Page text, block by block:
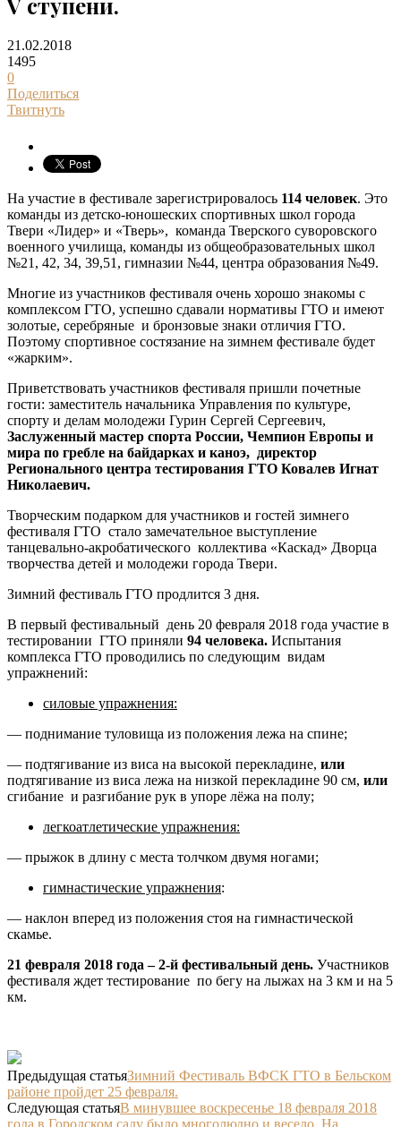
V ступени.
21.02.2018
1495
0
Поделиться
Твитнуть
На участие в фестивале зарегистрировалось 114 человек. Это
команды из детско-юношеских спортивных школ города
Твери «Лидер» и «Тверь», команда Тверского суворовского
военного училища, команды из общеобразовательных школ
№21, 42, 34, 39,51, гимназии №44, центра образования №49.
Многие из участников фестиваля очень хорошо знакомы с
комплексом ГТО, успешно сдавали нормативы ГТО и имеют
золотые, серебряные и бронзовые знаки отличия ГТО.
Поэтому спортивное состязание на зимнем фестивале будет
«жарким».
Приветствовать участников фестиваля пришли почетные
гости: заместитель начальника Управления по культуре,
спорту и делам молодежи Гурин Сергей Сергеевич,
Заслуженный мастер спорта России, Чемпион Европы и
мира по гребле на байдарках и каноэ, директор
Регионального центра тестирования ГТО Ковалев Игнат
Николаевич.
Творческим подарком для участников и гостей зимнего
фестиваля ГТО стало замечательное выступление
танцевально-акробатического коллектива «Каскад» Дворца
творчества детей и молодежи города Твери.
Зимний фестиваль ГТО продлится 3 дня.
В первый фестивальный день 20 февраля 2018 года участие в
тестировании ГТО приняли 94 человека. Испытания
комплекса ГТО проводились по следующим видам
упражнений:
силовые упражнения:
— поднимание туловища из положения лежа на спине;
— подтягивание из виса на высокой перекладине, или
подтягивание из виса лежа на низкой перекладине 90 см, или
сгибание и разгибание рук в упоре лёжа на полу;
легкоатлетические упражнения:
— прыжок в длину с места толчком двумя ногами;
гимнастические упражнения:
— наклон вперед из положения стоя на гимнастической
скамье.
21 февраля 2018 года – 2-й фестивальный день. Участников
фестиваля ждет тестирование по бегу на лыжах на 3 км и на 5
км.
Предыдущая статьяЗимний Фестиваль ВФСК ГТО в Бельском
районе пройдет 25 февраля.
Следующая статьяВ минувшее воскресенье 18 февраля 2018